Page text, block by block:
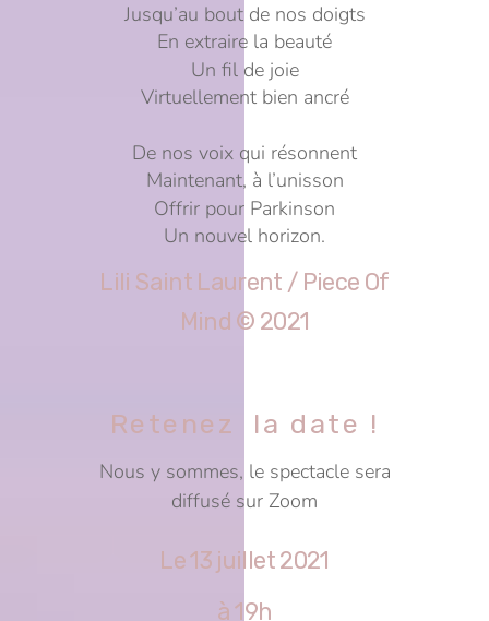
Jusqu’au bout de nos doigts
En extraire la beauté
Un fil de joie
Virtuellement bien ancré
De nos voix qui résonnent
Maintenant, à l’unisson
Offrir pour Parkinson
Un nouvel horizon.
Lili Saint Laurent / Piece Of
Mind © 2021
Retenez la date !
Nous y sommes, le spectacle sera
diffusé sur Zoom
Le 13 juillet 2021
à 19h